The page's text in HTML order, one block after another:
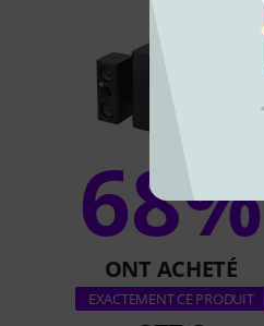
68%
ONT ACHETÉ
EXACTEMENT CE PRODUIT